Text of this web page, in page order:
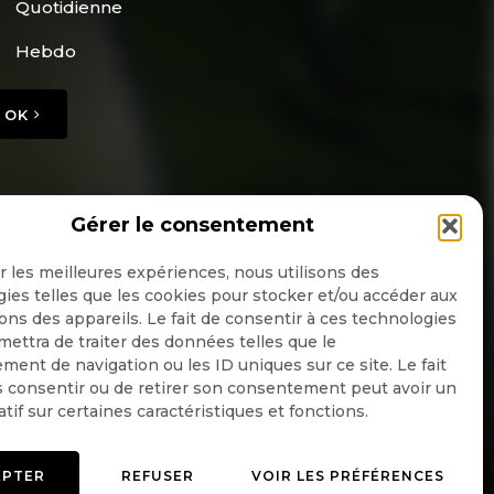
Gérer le consentement
les meilleures expériences, nous utilisons des
telles que les cookies pour stocker et/ou accéder aux
des appareils. Le fait de consentir à ces technologies
de traiter des données telles que le
de navigation ou les ID uniques sur ce site. Le fait
consentir ou de retirer son consentement peut avoir un
sur certaines caractéristiques et fonctions.
REFUSER VOIR LES PRÉFÉRENCES
va supprimer
nos émissions
Quotidienne
Hebdo
OK